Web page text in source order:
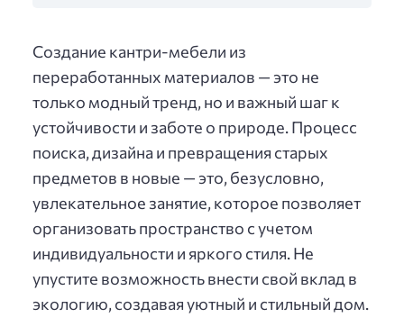
Создание кантри-мебели из
переработанных материалов — это не
только модный тренд, но и важный шаг к
устойчивости и заботе о природе. Процесс
поиска, дизайна и превращения старых
предметов в новые — это, безусловно,
увлекательное занятие, которое позволяет
организовать пространство с учетом
индивидуальности и яркого стиля. Не
упустите возможность внести свой вклад в
экологию, создавая уютный и стильный дом.